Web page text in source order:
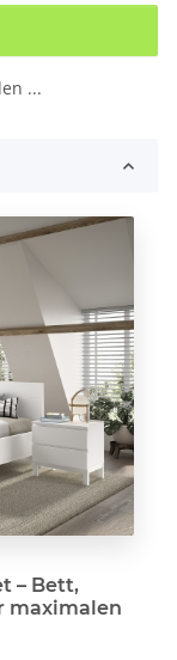
...
– Bett,
maximalen